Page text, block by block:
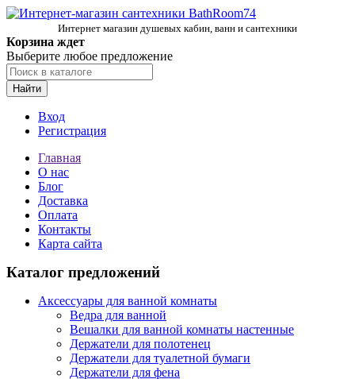
Интернет магазин душевых кабин, ванн и сантехники
Корзина ждет
Выберите любое предложение
Найти
Вход
Регистрация
Главная
О нас
Блог
Доставка
Оплата
Контакты
Карта сайта
Каталог предложений
Аксессуары для ванной комнаты
Ведра для ванной
Вешалки для ванной комнаты настенные
Держатели для полотенец
Держатели для туалетной бумаги
Держатели для фена